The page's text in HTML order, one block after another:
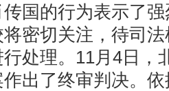
国的行为表示了
密切关注，待司
处理。11月4日，
出了终审判决。